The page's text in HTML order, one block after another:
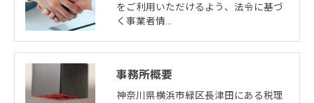
をご利用いただけるよう、法令に基づ
く事業者情…
事務所概要
神奈川県横浜市緑区長津田にある税理